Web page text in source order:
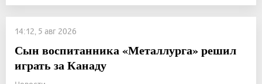
14:12, 5 авг 2026
Сын воспитанника «Металлурга» решил
играть за Канаду